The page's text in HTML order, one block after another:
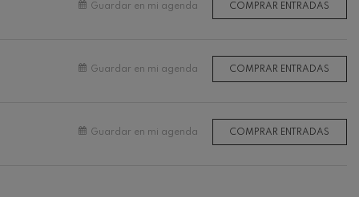
Guardar en mi agenda COMPRAR ENTRADAS
Guardar en mi agenda COMPRAR ENTRADAS
Guardar en mi agenda COMPRAR ENTRADAS